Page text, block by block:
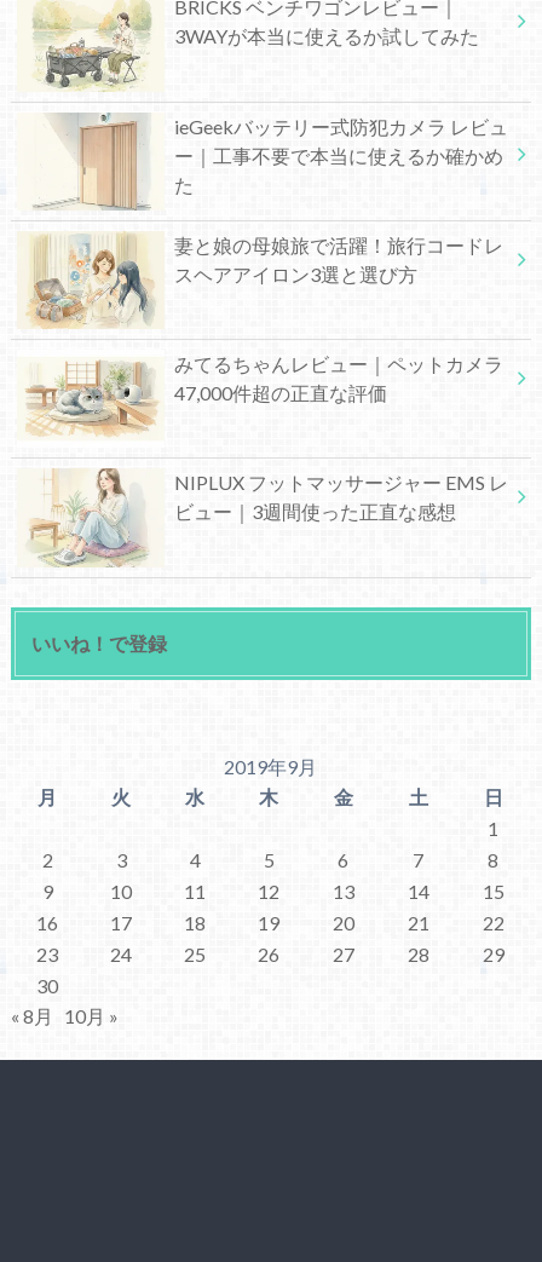
BRICKS ベンチワゴンレビュー｜
3WAYが本当に使えるか試してみた
ieGeekバッテリー式防犯カメラ レビュ
ー｜工事不要で本当に使えるか確かめ
た
妻と娘の母娘旅で活躍！旅行コードレ
スヘアアイロン3選と選び方
みてるちゃんレビュー｜ペットカメラ
47,000件超の正直な評価
NIPLUX フットマッサージャー EMS レ
ビュー｜3週間使った正直な感想
いいね！で登録
2019年9月
月
火 水 木 金 土
日
1
2
3 4 5 6 7
8
9
10 11 12 13 14
15
16
17 18 19 20 21
22
23
24 25 26 27 28
29
30
« 8月
10月 »